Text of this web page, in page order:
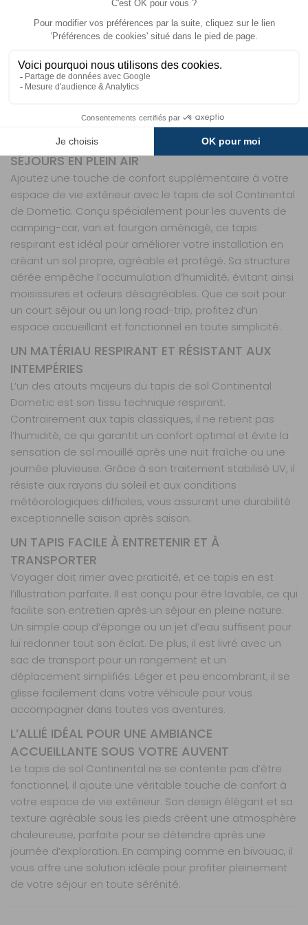
Description + produits Informations
TAPIS DE SOL CONTINENTAL DOMETIC –
UN SOL CONFORTABLE ET PRATIQUE POUR VOS
SÉJOURS EN PLEIN AIR
Ajoutez une touche de confort supplémentaire à votre
espace de vie extérieur avec le tapis de sol Continental
de Dometic. Conçu spécialement pour les auvents de
camping-car, van et fourgon aménagé, ce tapis
respirant est idéal pour améliorer votre installation en
créant un sol propre, agréable et protégé. Sa structure
aérée empêche l’accumulation d’humidité, évitant ainsi
moisissures et odeurs désagréables. Que ce soit pour
un court séjour ou un long road-trip, profitez d’un
espace accueillant et fonctionnel en toute simplicité.
UN MATÉRIAU RESPIRANT ET RÉSISTANT AUX
INTEMPÉRIES
L’un des atouts majeurs du tapis de sol Continental
Dometic est son tissu technique respirant.
Contrairement aux tapis classiques, il ne retient pas
l’humidité, ce qui garantit un confort optimal et évite la
sensation de sol mouillé après une nuit fraîche ou une
journée pluvieuse. Grâce à son traitement stabilisé UV, il
résiste aux rayons du soleil et aux conditions
météorologiques difficiles, vous assurant une durabilité
exceptionnelle saison après saison.
UN TAPIS FACILE À ENTRETENIR ET À
TRANSPORTER
Voyager doit rimer avec praticité, et ce tapis en est
l’illustration parfaite. Il est conçu pour être lavable, ce qui
facilite son entretien après un séjour en pleine nature.
Un simple coup d’éponge ou un jet d’eau suffisent pour
lui redonner tout son éclat. De plus, il est livré avec un
sac de transport pour un rangement et un
déplacement simplifiés. Léger et peu encombrant, il se
glisse facilement dans votre véhicule pour vous
accompagner dans toutes vos aventures.
L’ALLIÉ IDÉAL POUR UNE AMBIANCE
ACCUEILLANTE SOUS VOTRE AUVENT
Le tapis de sol Continental ne se contente pas d’être
fonctionnel, il ajoute une véritable touche de confort à
votre espace de vie extérieur. Son design élégant et sa
texture agréable sous les pieds créent une atmosphère
chaleureuse, parfaite pour se détendre après une
journée d’exploration. En camping comme en bivouac, il
vous offre une solution idéale pour profiter pleinement
de votre séjour en toute sérénité.